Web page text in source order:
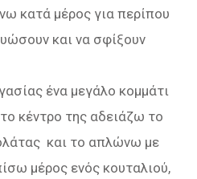
κατά μέρος για περίπου
και να σφίξουν
ένα μεγάλο κομμάτι
κέντρο της αδειάζω το
και το απλώνω με
μέρος ενός κουταλιού,